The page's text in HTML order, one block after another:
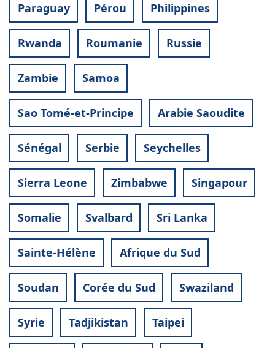
Paraguay Pérou Philippines
Rwanda Roumanie Russie
Zambie Samoa
Sao Tomé-et-Principe Arabie Saoudite
Sénégal Serbie Seychelles
Sierra Leone Zimbabwe Singapour
Somalie Svalbard Sri Lanka
Sainte-Hélène Afrique du Sud
Soudan Corée du Sud Swaziland
Syrie Tadjikistan Taipei